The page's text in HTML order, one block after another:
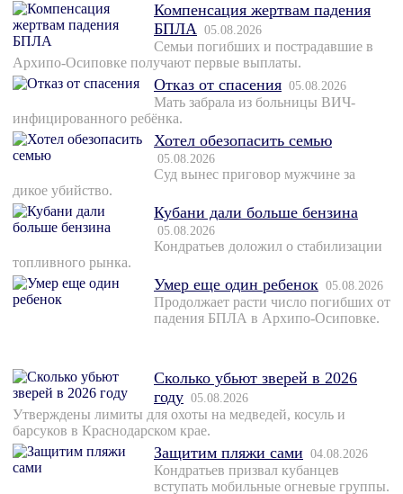
Компенсация жертвам падения
БПЛА 05.08.2026
Семьи погибших и пострадавшие в
Архипо-Осиповке получают первые выплаты.
Отказ от спасения 05.08.2026
Мать забрала из больницы ВИЧ-
инфицированного ребёнка.
Хотел обезопасить семью
05.08.2026
Суд вынес приговор мужчине за
дикое убийство.
Кубани дали больше бензина
05.08.2026
Кондратьев доложил о стабилизации
топливного рынка.
Умер еще один ребенок 05.08.2026
Продолжает расти число погибших от
падения БПЛА в Архипо-Осиповке.
Сколько убьют зверей в 2026
году 05.08.2026
Утверждены лимиты для охоты на медведей, косуль и
барсуков в Краснодарском крае.
Защитим пляжи сами 04.08.2026
Кондратьев призвал кубанцев
вступать мобильные огневые группы.